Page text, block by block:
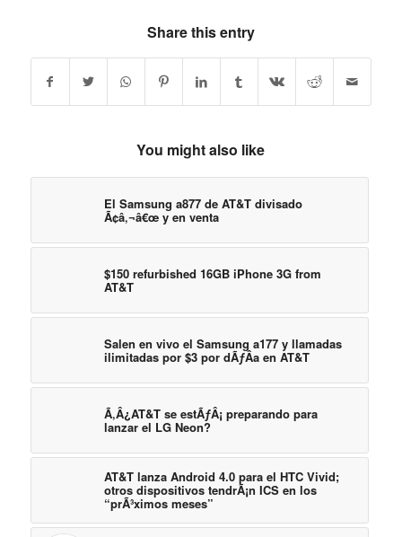
Share this entry
You might also like
El Samsung a877 de AT&T divisado
Ã¢â‚¬â€œ y en venta
$150 refurbished 16GB iPhone 3G from
AT&T
Salen en vivo el Samsung a177 y llamadas
ilimitadas por $3 por dÃƒÂ­a en AT&T
Ã‚Â¿AT&T se estÃƒÂ¡ preparando para
lanzar el LG Neon?
AT&T lanza Android 4.0 para el HTC Vivid;
otros dispositivos tendrÃ¡n ICS en los
“prÃ³ximos meses”